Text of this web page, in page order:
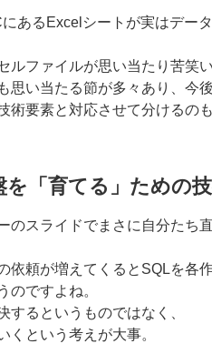
あるExcelシートが実はデー
ルファイルが思い当たり苦笑
思い当たる節が多々あり、今
術要素と対応させて分けるの
を「育てる」ための
のスライドでまさに自分たち
依頼が増えてくるとSQLを各
のですよね。
するというものではなく、
くという考えが大事。